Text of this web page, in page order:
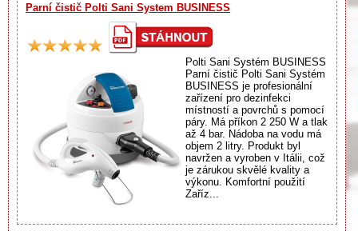
Parní čistič Polti Sani System BUSINESS
Polti Sani Systém BUSINESS
Parní čistič Polti Sani Systém
BUSINESS je profesionální
zařízení pro dezinfekci
místností a povrchů s pomocí
páry. Má příkon 2 250 W a tlak
až 4 bar. Nádoba na vodu má
objem 2 litry. Produkt byl
navržen a vyroben v Itálii, což
je zárukou skvělé kvality a
výkonu. Komfortní použití
Zaříz...